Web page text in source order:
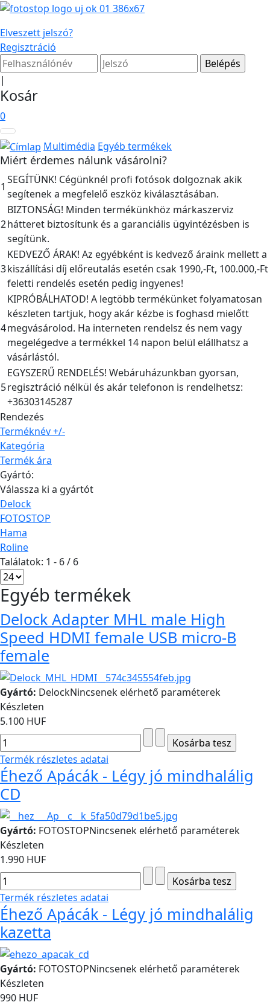
Elveszett jelszó?
Regisztráció
|
Kosár
0
Multimédia Egyéb termékek
Miért érdemes nálunk vásárolni?
1
SEGÍTÜNK! Cégünknél profi fotósok dolgoznak akik
segítenek a megfelelő eszköz kiválasztásában.
2
BIZTONSÁG! Minden termékünkhöz márkaszerviz
hátteret biztosítunk és a garanciális ügyintézésben is
segítünk.
3
KEDVEZŐ ÁRAK! Az egyébként is kedvező áraink mellett a
kiszállítási díj előreutalás esetén csak 1990,-Ft, 100.000,-Ft
feletti rendelés esetén pedig ingyenes!
4
KIPRÓBÁLHATOD! A legtöbb termékünket folyamatosan
készleten tartjuk, hogy akár kézbe is foghasd mielőtt
megvásárolod. Ha interneten rendelsz és nem vagy
megelégedve a termékkel 14 napon belül elállhatsz a
vásárlástól.
5
EGYSZERŰ RENDELÉS! Webáruházunkban gyorsan,
regisztráció nélkül és akár telefonon is rendelhetsz:
+36303145287
Rendezés
Terméknév +/-
Kategória
Termék ára
Gyártó:
Válassza ki a gyártót
Delock
FOTOSTOP
Hama
Roline
Találatok: 1 - 6 / 6
Egyéb termékek
Delock Adapter MHL male High
Speed HDMI female USB micro-B
female
Gyártó: DelockNincsenek elérhető paraméterek
Készleten
5.100 HUF
Termék részletes adatai
Éhező Apácák - Légy jó mindhalálig
CD
Gyártó: FOTOSTOPNincsenek elérhető paraméterek
Készleten
1.990 HUF
Termék részletes adatai
Éhező Apácák - Légy jó mindhalálig
kazetta
Gyártó: FOTOSTOPNincsenek elérhető paraméterek
Készleten
990 HUF